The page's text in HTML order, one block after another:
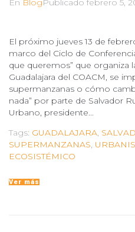
En BlogPublicado febrero 5,
El próximo jueves 13 de
marco del Ciclo de
que queremos” que organiza
Guadalajara del COACM, se
supermanzanas o cómo
nada” por parte de Salvador
Urbano, presidente...
Tags: GUADALAJARA,
SUPERMANZANAS,
ECOSISTÉMICO
Ver más